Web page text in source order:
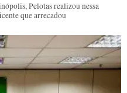
Pelotas realizou nessa
que arrecadou